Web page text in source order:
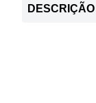
DESCRIÇÃO